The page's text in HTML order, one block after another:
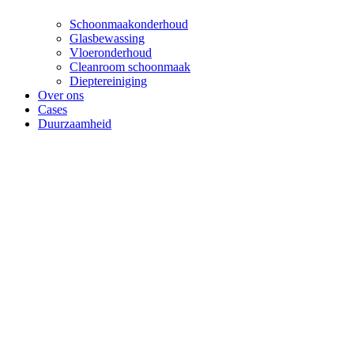
Schoonmaakonderhoud
Glasbewassing
Vloeronderhoud
Cleanroom schoonmaak
Dieptereiniging
Over ons
Cases
Duurzaamheid